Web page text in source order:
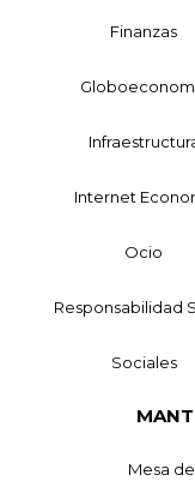
Finanzas
Internet
Ocio
Responsabilidad
Sociales
Mesa